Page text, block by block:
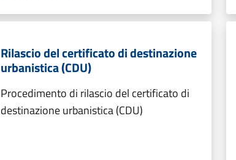
Rilascio del certificato di destinazione
urbanistica (CDU)
Procedimento di rilascio del certificato di
destinazione urbanistica (CDU)